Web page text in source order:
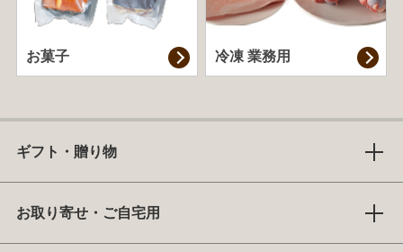
お菓子 冷凍 業務用
ギフト・贈り物
お取り寄せ・ご自宅用